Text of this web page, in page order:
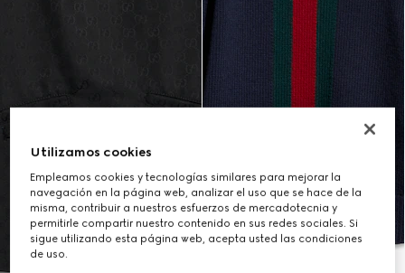
Utilizamos cookies
Empleamos cookies y tecnologías similares para mejorar la
navegación en la página web, analizar el uso que se hace de la
misma, contribuir a nuestros esfuerzos de mercadotecnia y
permitirle compartir nuestro contenido en sus redes sociales. Si
sigue utilizando esta página web, acepta usted las condiciones
de uso.